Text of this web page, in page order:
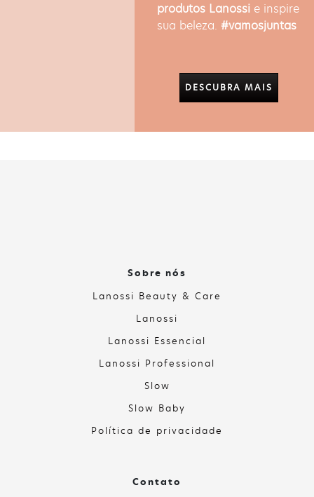
produtos Lanossi e inspire
sua beleza. #vamosjuntas
DESCUBRA MAIS
Sobre nós
Lanossi Beauty & Care
Lanossi
Lanossi Essencial
Lanossi Professional
Slow
Slow Baby
Política de privacidade
Contato